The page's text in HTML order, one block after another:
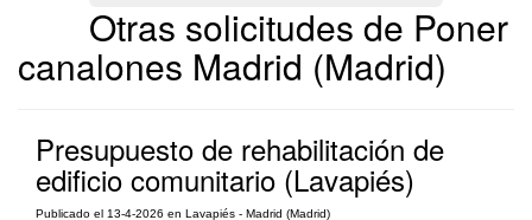
Otras solicitudes de Poner
canalones Madrid (Madrid)
Presupuesto de rehabilitación de
edificio comunitario (Lavapiés)
Publicado el 13-4-2026 en Lavapiés - Madrid (Madrid)